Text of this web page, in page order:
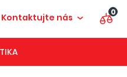
Kontaktujte nás 0